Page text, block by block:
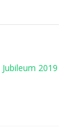
Jubileum 2019